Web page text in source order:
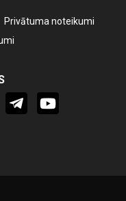
Privātuma noteikumi